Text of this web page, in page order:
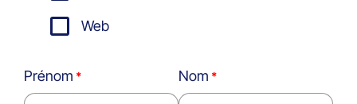
Web
Prénom Nom